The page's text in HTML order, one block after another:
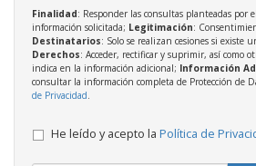
Finalidad: Responder las consultas planteadas por
información solicitada; Legitimación:
Destinatarios: Solo se realizan cesiones si existe
Derechos: Acceder, rectificar y suprimir, así como
indica en la información adicional; Información
consultar la información completa de Protección de
de Privacidad
He leído y acepto la Política de